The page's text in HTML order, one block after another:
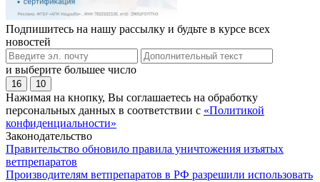
Подпишитесь на нашу рассылку и будьте в курсе всех
новостей
и выберите большее число
16 10
Нажимая на кнопку, Вы соглашаетесь на обработку
персональных данных в соответствии с «Политикой
конфиденциальности»
Законодательство
Правительство обновило правила уничтожения изъятых
ветпрепаратов
Производителям ветпрепаратов в РФ разрешили использовать